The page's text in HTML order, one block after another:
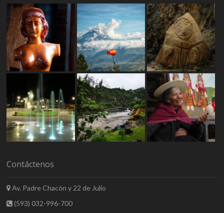
Contáctenos
Av. Padre Chacón y 22 de Julio
(593) 032-996-700